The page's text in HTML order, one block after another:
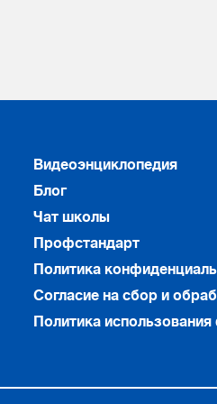
Видеоэнциклопедия
Блог
Чат школы
Профстандарт
Политика
Согласие на сбор и
Политика